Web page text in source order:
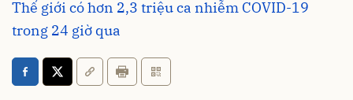
Thế giới có hơn 2,3 triệu ca nhiễm COVID-19
trong 24 giờ qua